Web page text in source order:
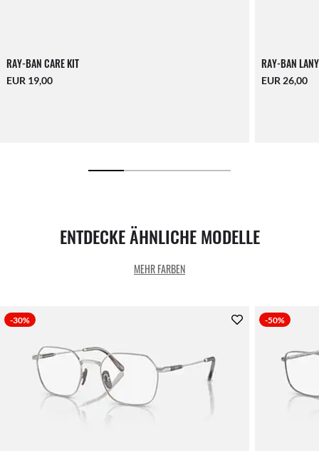
RAY-BAN CARE KIT
EUR 19,00
RAY-BAN
EUR 26,00
ENTDECKE ÄHNLICHE MODELLE
MEHR FARBEN
-30% -50%